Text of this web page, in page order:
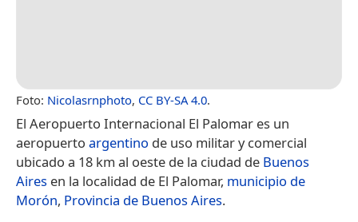
Foto: Nicolasrnphoto, CC BY-SA 4.0.
El Aeropuerto Internacional El Palomar es un
aeropuerto argentino de uso militar y comercial
ubicado a 18 km al oeste de la ciudad de Buenos
Aires en la localidad de El Palomar, municipio de
Morón, Provincia de Buenos Aires.